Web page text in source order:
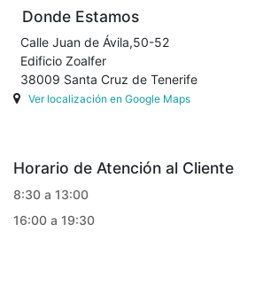
Donde Estamos
Calle Juan de Ávila,50-52
Edificio Zoalfer
38009 Santa Cruz de Tenerife
Ver localización en Google Maps
Horario de Atención al Cliente
8:30 a 13:00
16:00 a 19:30